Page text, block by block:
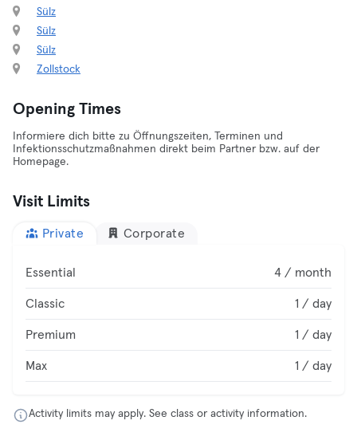
Sülz
Sülz
Sülz
Zollstock
Opening Times
Informiere dich bitte zu Öffnungszeiten, Terminen und
Infektionsschutzmaßnahmen direkt beim Partner bzw. auf der
Homepage.
Visit Limits
Private Corporate
Essential 4 / month
Classic 1 / day
Premium 1 / day
Max 1 / day
Activity limits may apply. See class or activity information.